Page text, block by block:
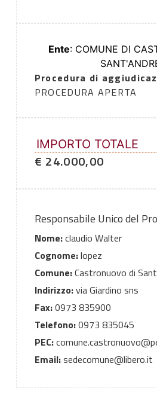
Ente: COMUNE DI
Procedura di
PROCEDURA APERTA
IMPORTO TOTALE
€ 24.000,00
Responsabile Unico del
Nome:claudio Walter
Cognome:lopez
Comune:Castronuovo di
Indirizzo:via Giardino sns
Fax:0973 835900
Telefono:0973 835045
PEC:
Email:sedecomune@libero.it